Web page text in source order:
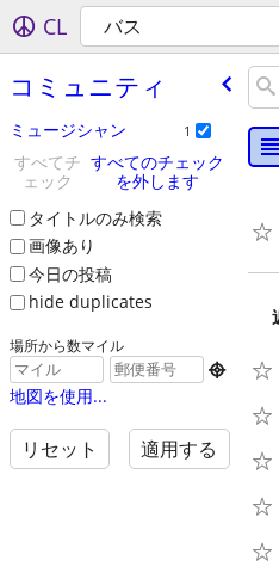
CL バス
コミュニティ
ミュージシャン 1
すべてチ
ェック
すべてのチェック
を外します
タイトルのみ検索
画像あり
今日の投稿
hide duplicates
場所から数マイル

地図を使用...
リセット 適用する